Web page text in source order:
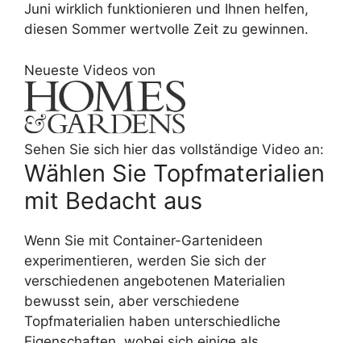
Juni wirklich funktionieren und Ihnen helfen,
diesen Sommer wertvolle Zeit zu gewinnen.
Neueste Videos von
Sehen Sie sich hier das vollständige Video an:
Wählen Sie Topfmaterialien
mit Bedacht aus
Wenn Sie mit Container-Gartenideen
experimentieren, werden Sie sich der
verschiedenen angebotenen Materialien
bewusst sein, aber verschiedene
Topfmaterialien haben unterschiedliche